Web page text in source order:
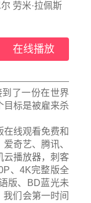
劳米·拉佩斯
在线播放
了一份在世界
目标是被雇来杀
在线观看免费和
奇艺、腾讯、
云播放器，刺客
、4K完整版全
版、BD蓝光未
们会第一时间